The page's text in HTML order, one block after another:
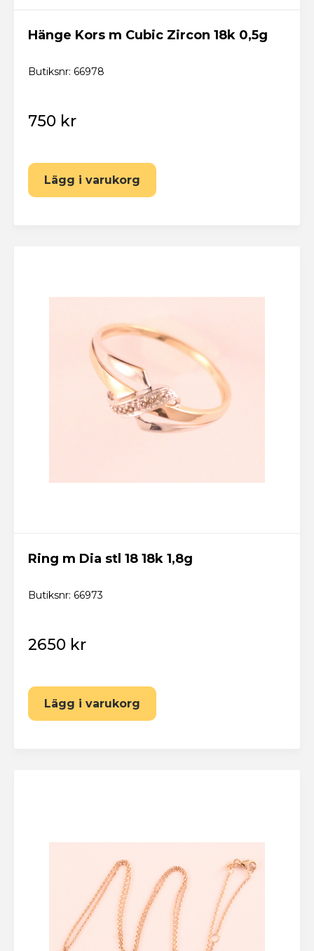
Hänge Kors m Cubic Zircon 18k 0,5g
Butiksnr: 66978
750 kr
Lägg i varukorg
Ring m Dia stl 18 18k 1,8g
Butiksnr: 66973
2650 kr
Lägg i varukorg